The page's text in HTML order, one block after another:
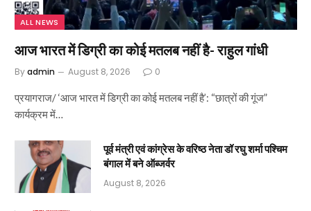
ALL NEWS
आज भारत में डिग्री का कोई मतलब नहीं है- राहुल गांधी
Byadmin August 8, 2026 0
प्रयागराज/ ‘आज भारत में डिग्री का कोई मतलब नहीं है’: “छात्रों की गूंज”
कार्यक्रम में…
पूर्व मंत्री एवं कांग्रेस के वरिष्ठ नेता डॉ रघु शर्मा पश्चिम
बंगाल में बने ऑब्जर्वर
August 8, 2026